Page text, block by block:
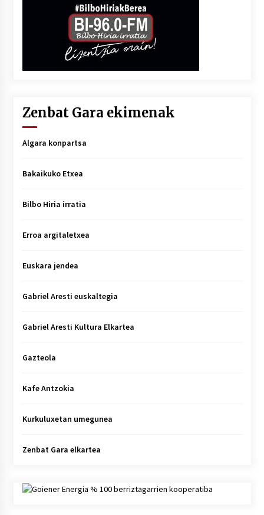
Zenbat Gara ekimenak
Algara konpartsa
Bakaikuko Etxea
Bilbo Hiria irratia
Erroa argitaletxea
Euskara jendea
Gabriel Aresti euskaltegia
Gabriel Aresti Kultura Elkartea
Gazteola
Kafe Antzokia
Kurkuluxetan umegunea
Zenbat Gara elkartea